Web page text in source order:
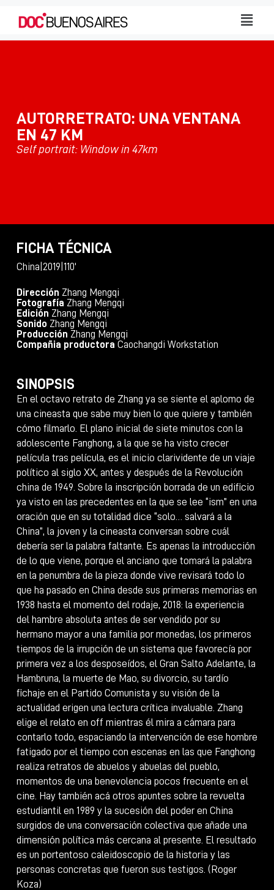
AUTORRETRATO: UNA VENTANA
EN 47 KM
Self portrait: Window in 47km
FICHA TÉCNICA
China 2019 110'
Dirección Zhang Mengqi
Fotografía Zhang Mengqi
Edición Zhang Mengqi
Sonido Zhang Mengqi
Producción Zhang Mengqi
Compañia productora Caochangdi Workstation
SINOPSIS
En el octavo retrato de Zhang ya se siente el aplomo de
una cineasta que sabe muy bien lo que quiere y también
cómo filmarlo. El plano inicial de siete minutos con la
adolescente Fanghong, a la que se ha visto crecer
película tras película, es el inicio clarividente de un viaje
político al siglo XX, antes y después de la Revolución
china de 1949. Sobre la inscripción borrada de un edificio
ya visto en las precedentes en la que se lee “ism” en una
oración que en su totalidad dice “solo… salvará a la
China”, la joven y la cineasta conversan sobre cuál
debería ser la palabra faltante. Es apenas la introducción
de lo que viene, porque el anciano que tomará la palabra
en la penumbra de la pieza donde vive revisará todo lo
que ha pasado en China desde sus primeras memorias en
1938 hasta el momento del rodaje, 2018: la experiencia
del hambre absoluta antes de ser vendido por su
hermano mayor a una familia por monedas, los primeros
tiempos de la irrupción de un sistema que favorecía por
primera vez a los desposeídos, el Gran Salto Adelante, la
Hambruna, la muerte de Mao, su divorcio, su tardío
fichaje en el Partido Comunista y su visión de la
actualidad erigen una lectura crítica invaluable. Zhang
elige el relato en off mientras él mira a cámara para
contarlo todo, espaciando la intervención de ese hombre
fatigado por el tiempo con escenas en las que Fanghong
realiza retratos de abuelos y abuelas del pueblo,
momentos de una benevolencia pocos frecuente en el
cine. Hay también acá otros apuntes sobre la revuelta
estudiantil en 1989 y la sucesión del poder en China
surgidos de una conversación colectiva que añade una
dimensión política más cercana al presente. El resultado
es un portentoso caleidoscopio de la historia y las
personas concretas que fueron sus testigos. (Roger
Koza)